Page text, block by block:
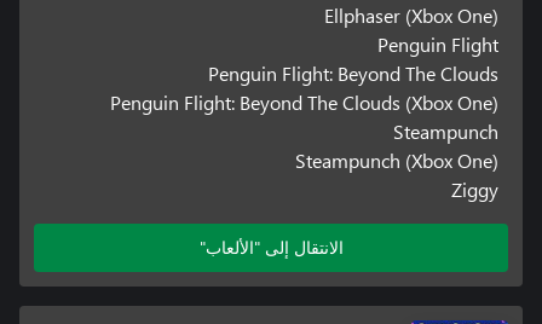
Ellphaser (Xbox One)
Penguin Flight
Penguin Flight: Beyond The Clouds
Penguin Flight: Beyond The Clouds (Xbox One)
Steampunch
Steampunch (Xbox One)
Ziggy
الانتقال إلى "الألعاب"